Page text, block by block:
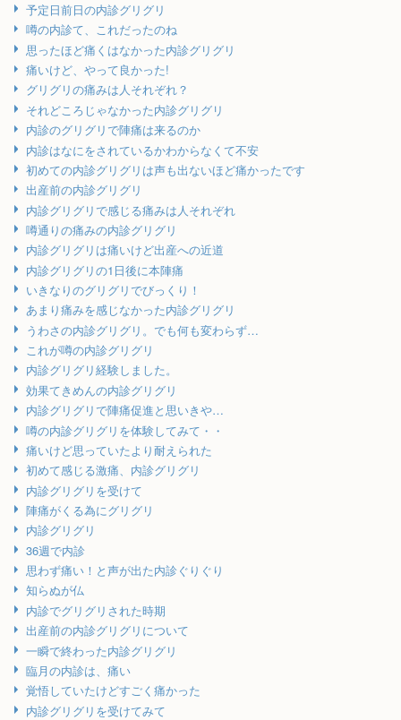
予定日前日の内診グリグリ
噂の内診て、これだったのね
思ったほど痛くはなかった内診グリグリ
痛いけど、やって良かった!
グリグリの痛みは人それぞれ？
それどころじゃなかった内診グリグリ
内診のグリグリで陣痛は来るのか
内診はなにをされているかわからなくて不安
初めての内診グリグリは声も出ないほど痛かったです
出産前の内診グリグリ
内診グリグリで感じる痛みは人それぞれ
噂通りの痛みの内診グリグリ
内診グリグリは痛いけど出産への近道
内診グリグリの1日後に本陣痛
いきなりのグリグリでびっくり！
あまり痛みを感じなかった内診グリグリ
うわさの内診グリグリ。でも何も変わらず…
これが噂の内診グリグリ
内診グリグリ経験しました。
効果てきめんの内診グリグリ
内診グリグリで陣痛促進と思いきや…
噂の内診グリグリを体験してみて・・
痛いけど思っていたより耐えられた
初めて感じる激痛、内診グリグリ
内診グリグリを受けて
陣痛がくる為にグリグリ
内診グリグリ
36週で内診
思わず痛い！と声が出た内診ぐりぐり
知らぬが仏
内診でグリグリされた時期
出産前の内診グリグリについて
一瞬で終わった内診グリグリ
臨月の内診は、痛い
覚悟していたけどすごく痛かった
内診グリグリを受けてみて